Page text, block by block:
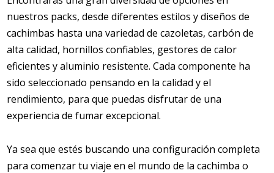
nuestros packs, desde diferentes estilos y diseños de
cachimbas hasta una variedad de cazoletas, carbón de
alta calidad, hornillos confiables, gestores de calor
eficientes y aluminio resistente. Cada componente ha
sido seleccionado pensando en la calidad y el
rendimiento, para que puedas disfrutar de una
experiencia de fumar excepcional.
Ya sea que estés buscando una configuración completa
para comenzar tu viaje en el mundo de la cachimba o